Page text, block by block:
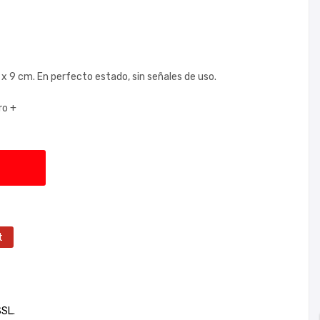
9 cm. En perfecto estado, sin señales de uso.
+